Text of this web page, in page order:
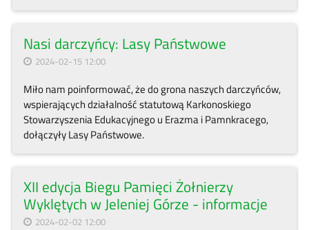
Nasi darczyńcy: Lasy Państwowe
2024-02-15 12:00
Miło nam poinformować, że do grona naszych darczyńców,
wspierających działalność statutową Karkonoskiego
Stowarzyszenia Edukacyjnego u Erazma i Pamnkracego,
dołączyły Lasy Państwowe.
XII edycja Biegu Pamięci Żołnierzy
Wyklętych w Jeleniej Górze - informacje
2024-02-02 12:00